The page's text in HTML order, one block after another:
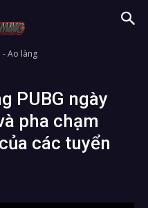
- Ao làng
PUBG ngày
pha chạm
các tuyển